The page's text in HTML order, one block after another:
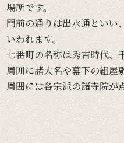
場所です。
門前の通りは出水通といい、
いわれます。
七番町の名称は秀吉時代、
周囲に諸大名や幕下の組屋
周囲には各宗派の諸寺院が